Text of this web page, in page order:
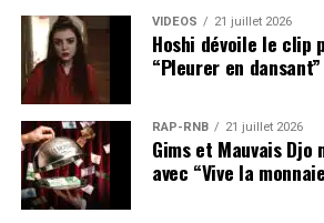
VIDEOS 21 juillet 2026
Hoshi dévoile le clip
“Pleurer en dansant”
RAP-RNB 21 juillet 2026
Gims et Mauvais Djo
avec “Vive la